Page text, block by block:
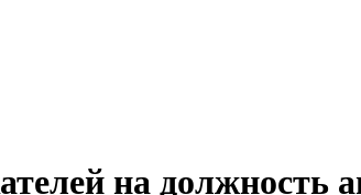
на должность